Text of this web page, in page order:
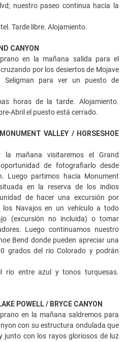
nuestro paseo continua hacia la
Tarde libre. Alojamiento.
CANYON
en la mañana salida para el
por los desiertos de Mojave
para ver un puesto de
horas de la tarde. Alojamiento.
Abril el puesto está cerrado.
VALLEY / HORSESHOE
la mañana visitaremos el Grand
de fotografiarlo desde
Luego partimos hacia Monument
en la reserva de los indios
de hacer una excursión por
Navajos en un vehículo a todo
(excursión no incluida) o tomar
Luego continuamos nuestro
Bend donde pueden apreciar una
grados del rio Colorado y podrán
rio entre azul y tonos turquesas.
POWELL / BRYCE CANYON
en la mañana saldremos para
con su estructura ondulada que
junto con los rayos gloriosos de luz